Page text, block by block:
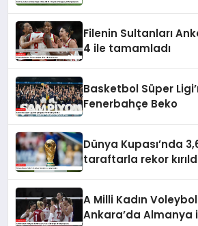
Filenin Sultanları
4 ile tamamladı
Basketbol Süper
Fenerbahçe Beko
Dünya Kupası’nda
taraftarla rekor
A Milli Kadın Voleybol
Ankara’da Almanya